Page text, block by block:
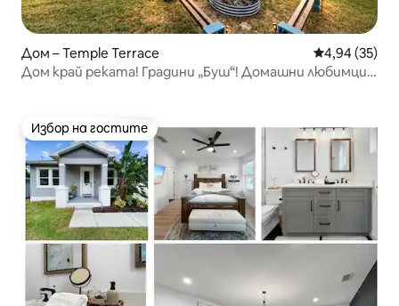
Дом – Temple Terrace Средна
4,94 (35)
Дом край реката! Градини „Буш“! Домашни любимци!
Избор на гостите
Избор на гостите